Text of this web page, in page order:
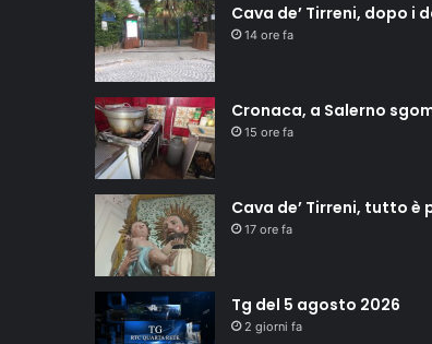
Cava de’ Tirreni, dopo i
14 ore fa
Cronaca, a Salerno
15 ore fa
Cava de’ Tirreni, tutto è
17 ore fa
Tg del 5 agosto 2026
2 giorni fa